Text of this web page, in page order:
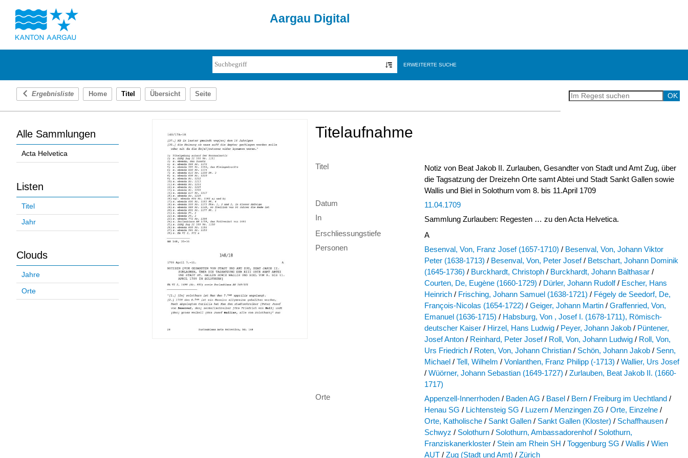
Aargau Digital
ERWEITERTE SUCHE
Ergebnisliste Home Titel Übersicht Seite
Alle Sammlungen
Acta Helvetica
Listen
Titel
Jahr
Clouds
Jahre
Orte
Titelaufnahme
Titel
Notiz von Beat Jakob II. Zurlauben, Gesandter von Stadt und Amt Zug, über
die Tagsatzung der Dreizehn Orte samt Abtei und Stadt Sankt Gallen sowie
Wallis und Biel in Solothurn vom 8. bis 11.April 1709
Datum
11.04.1709
In
Sammlung Zurlauben: Regesten … zu den Acta Helvetica.
Erschliessungstiefe
A
Personen
Besenval, Von, Franz Josef (1657-1710) / Besenval, Von, Johann Viktor
Peter (1638-1713) / Besenval, Von, Peter Josef / Betschart, Johann Dominik
(1645-1736) / Burckhardt, Christoph / Burckhardt, Johann Balthasar /
Courten, De, Eugène (1660-1729) / Dürler, Johann Rudolf / Escher, Hans
Heinrich / Frisching, Johann Samuel (1638-1721) / Fégely de Seedorf, De,
François-Nicolas (1654-1722) / Geiger, Johann Martin / Graffenried, Von,
Emanuel (1636-1715) / Habsburg, Von , Josef I. (1678-1711), Römisch-
deutscher Kaiser / Hirzel, Hans Ludwig / Peyer, Johann Jakob / Püntener,
Josef Anton / Reinhard, Peter Josef / Roll, Von, Johann Ludwig / Roll, Von,
Urs Friedrich / Roten, Von, Johann Christian / Schön, Johann Jakob / Senn,
Michael / Tell, Wilhelm / Vonlanthen, Franz Philipp (-1713) / Wallier, Urs Josef
/ Wüörner, Johann Sebastian (1649-1727) / Zurlauben, Beat Jakob II. (1660-
1717)
Orte
Appenzell-Innerrhoden / Baden AG / Basel / Bern / Freiburg im Uechtland /
Henau SG / Lichtensteig SG / Luzern / Menzingen ZG / Orte, Einzelne /
Orte, Katholische / Sankt Gallen / Sankt Gallen (Kloster) / Schaffhausen /
Schwyz / Solothurn / Solothurn, Ambassadorenhof / Solothurn,
Franziskanerkloster / Stein am Rhein SH / Toggenburg SG / Wallis / Wien
AUT / Zug (Stadt und Amt) / Zürich